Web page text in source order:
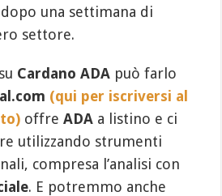
una settimana di
settore.
Cardano ADA può farlo
(qui per iscriversi al
offreADA a listino e ci
utilizzando strumenti
compresa l’analisi con
. E potremmo anche